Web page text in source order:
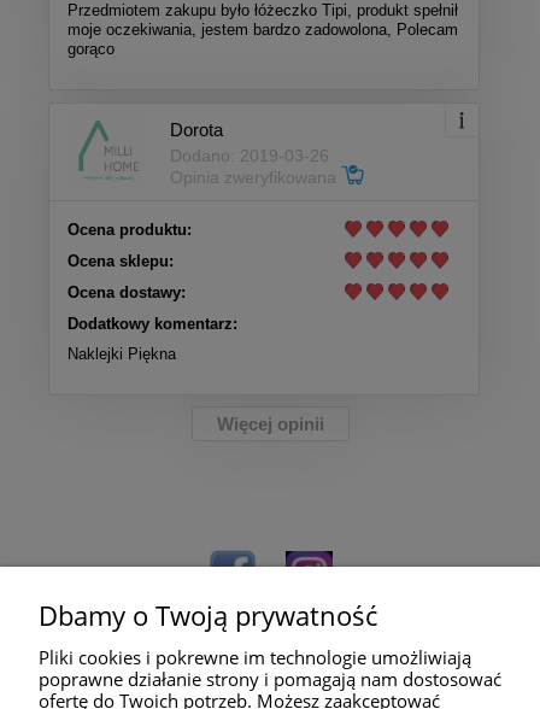
Przedmiotem zakupu było łóżeczko Tipi, produkt spełnił
moje oczekiwania, jestem bardzo zadowolona, Polecam
gorąco
Dorota
Dodano: 2019-03-26
Opinia zweryfikowana
Ocena produktu:
Ocena sklepu:
Ocena dostawy:
Dodatkowy komentarz:
Naklejki Piękna
Więcej opinii
Dbamy o Twoją prywatność
Pliki cookies i pokrewne im technologie umożliwiają
poprawne działanie strony i pomagają nam dostosować
ofertę do Twoich potrzeb. Możesz zaakceptować